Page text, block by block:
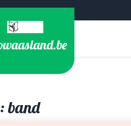
band